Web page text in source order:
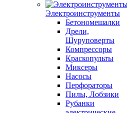
Электроинструменты
Бетономешалки
Дрели,
Шуруповерты
Компрессоры
Краскопульты
Миксеры
Насосы
Перфораторы
Пилы, Лобзики
Рубанки